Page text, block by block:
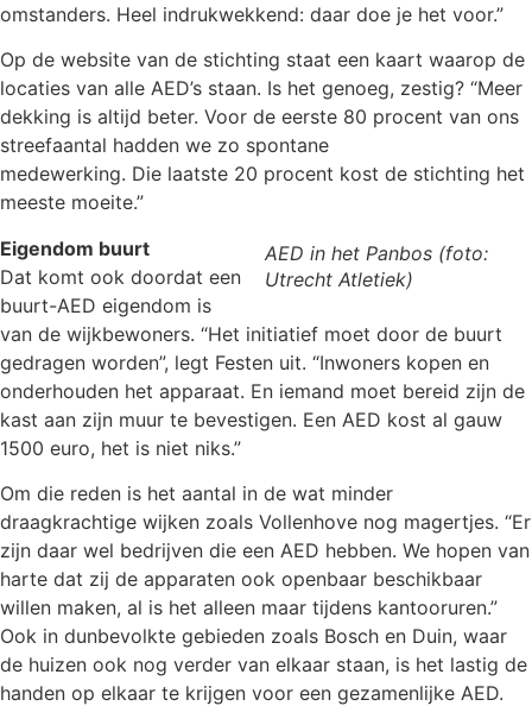
omstanders. Heel indrukwekkend: daar doe je het voor.”
Op de website van de stichting staat een kaart waarop de
locaties van alle AED’s staan. Is het genoeg, zestig? “Meer
dekking is altijd beter. Voor de eerste 80 procent van ons
streefaantal hadden we zo spontane
medewerking. Die laatste 20 procent kost de stichting het
meeste moeite.”
AED in het Panbos (foto:
Utrecht Atletiek)
Eigendom buurt
Dat komt ook doordat een
buurt-AED eigendom is
van de wijkbewoners. “Het initiatief moet door de buurt
gedragen worden”, legt Festen uit. “Inwoners kopen en
onderhouden het apparaat. En iemand moet bereid zijn de
kast aan zijn muur te bevestigen. Een AED kost al gauw
1500 euro, het is niet niks.”
Om die reden is het aantal in de wat minder
draagkrachtige wijken zoals Vollenhove nog magertjes. “Er
zijn daar wel bedrijven die een AED hebben. We hopen van
harte dat zij de apparaten ook openbaar beschikbaar
willen maken, al is het alleen maar tijdens kantooruren.”
Ook in dunbevolkte gebieden zoals Bosch en Duin, waar
de huizen ook nog verder van elkaar staan, is het lastig de
handen op elkaar te krijgen voor een gezamenlijke AED.